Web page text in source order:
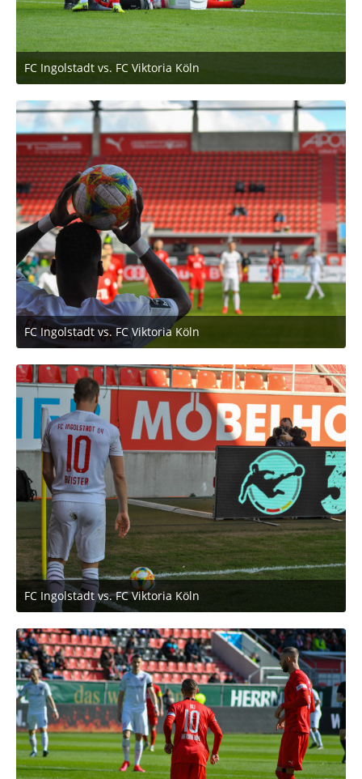
FC Ingolstadt vs. FC Viktoria Köln
2. März 2020 um 11:53
FC Ingolstadt vs. FC Viktoria Köln
2. März 2020 um 11:53
FC Ingolstadt vs. FC Viktoria Köln
2. März 2020 um 11:53